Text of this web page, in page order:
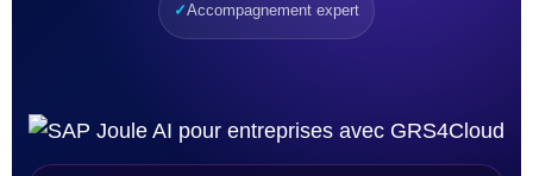
Accompagnement expert